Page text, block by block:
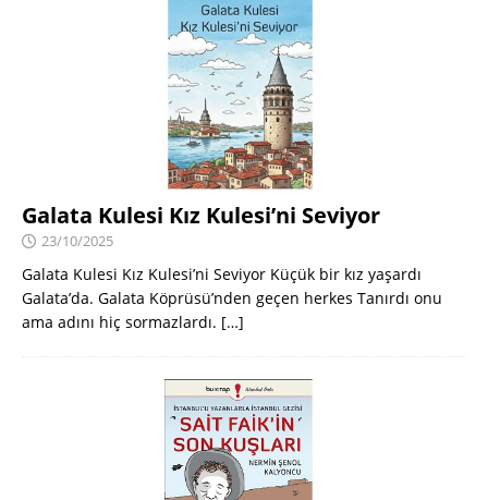
Galata Kulesi Kız Kulesi’ni Seviyor
23/10/2025
Galata Kulesi Kız Kulesi’ni Seviyor Küçük bir kız yaşardı
Galata’da. Galata Köprüsü’nden geçen herkes Tanırdı onu
ama adını hiç sormazlardı. […]